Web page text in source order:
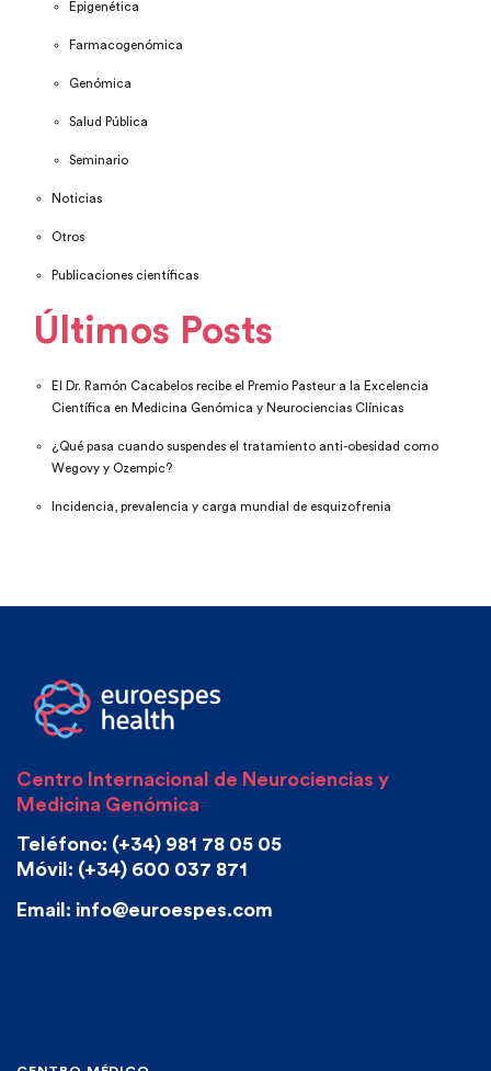
Epigenética
Farmacogenómica
Genómica
Salud Pública
Seminario
Noticias
Otros
Publicaciones científicas
Últimos Posts
El Dr. Ramón Cacabelos recibe el Premio Pasteur a la Excelencia
Científica en Medicina Genómica y Neurociencias Clínicas
¿Qué pasa cuando suspendes el tratamiento anti-obesidad como
Wegovy y Ozempic?
Incidencia, prevalencia y carga mundial de esquizofrenia
Centro Internacional de Neurociencias y
Medicina Genómica
Teléfono: (+34) 981 78 05 05
Móvil: (+34) 600 037 871
Email: info@euroespes.com